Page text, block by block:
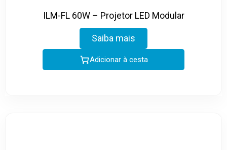
ILM-FL 60W – Projetor LED Modular
Saiba mais
Adicionar à cesta